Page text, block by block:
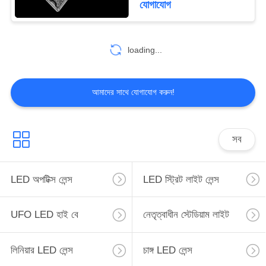
মাল্টি LED লেন্স
26
LED লেন্স অ্যারে
24
যোগাযোগ
loading...
আমাদের সাথে যোগাযোগ করুন!
সব
LED অপটিক্স লেন্স LED স্ট্রিট লাইট লেন্স
UFO LED হাই বে নেতৃত্বাধীন স্টেডিয়াম লাইট
লিনিয়ার LED লেন্স চাঙ্গ LED লেন্স